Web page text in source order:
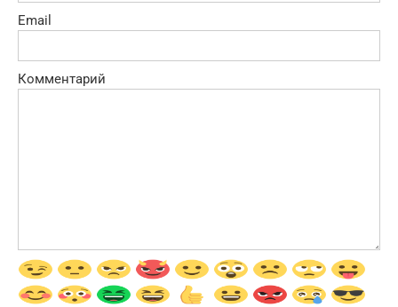
Email
Комментарий